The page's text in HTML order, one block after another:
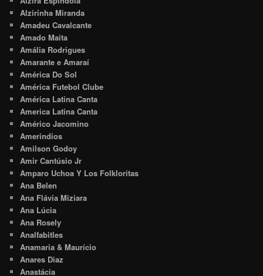
Alzirinha Miranda
Amadeu Cavalcante
Amado Maita
Amália Rodrigues
Amarante e Amaraí
América Do Sol
América Futebol Clube
América Latina Canta
America Latina Canta
Américo Jacomino
Amerindios
Amilson Godoy
Amir Cantúsio Jr
Amparo Uchoa Y Los Folkloritas
Ana Belen
Ana Flávia Miziara
Ana Lúcia
Ana Rosely
Analfabitles
Anamaria & Maurício
Anares Diaz
Anastácia